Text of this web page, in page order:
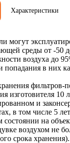
Характеристики
могут
среды от -50
воздуха до
попадания в них
фильтров-
изготовителя 10
и
в том числе 5
состоянии на
воздухом не
срока хранения).